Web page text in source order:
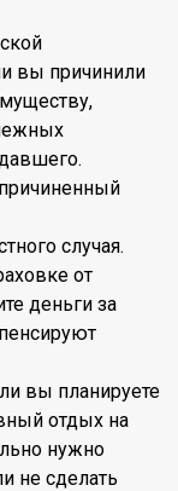
вы причинили
случая.
от
деньги за
вы планируете
отдых на
нужно
не сделать